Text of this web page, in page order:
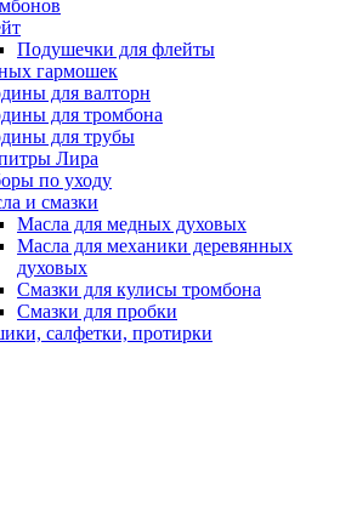
Подушечки для флейты
гармошек
для валторн
для тромбона
для трубы
Лира
по уходу
и смазки
Масла для медных духовых
Масла для механики деревянных
духовых
Смазки для кулисы тромбона
Смазки для пробки
салфетки, протирки